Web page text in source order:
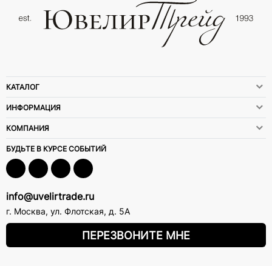
КАТАЛОГ
ИНФОРМАЦИЯ
КОМПАНИЯ
БУДЬТЕ В КУРСЕ СОБЫТИЙ
info@uvelirtrade.ru
г. Москва, ул. Флотская, д. 5А
ПЕРЕЗВОНИТЕ МНЕ